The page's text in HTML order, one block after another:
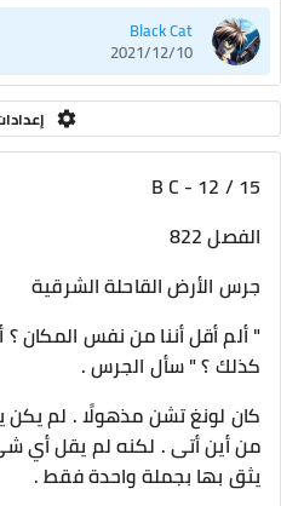
Black Cat
2021/12/10
B C - 12 / 15
الفصل 822
جرس الأرض القاحلة الشرقية
" ألم أقل أننا من نفس المكان
كذلك ؟ " سأل الجرس .
كان لونغ تشن مذهولًا . لم
من أين أتى . لكنه لم يقل أي
يثق بها بجملة واحدة فقط .